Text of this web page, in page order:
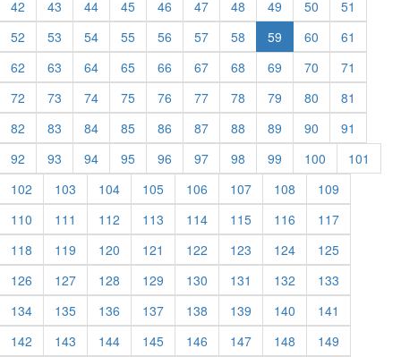
42
43 44 45 46 47 48 49 50
51
52
53 54 55 56 57 58 59 60
61
62
63 64 65 66 67 68 69 70
71
72
73 74 75 76 77 78 79 80
81
82
83 84 85 86 87 88 89 90
91
92
93 94 95 96 97 98 99 100
101
102
103 104 105 106 107 108
109
110
111 112 113 114 115 116
117
118
119 120 121 122 123 124
125
126
127 128 129 130 131 132
133
134
135 136 137 138 139 140
141
142
143 144 145 146 147 148
149